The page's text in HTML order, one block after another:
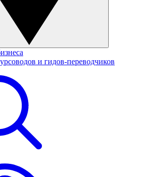
и гидов-переводчиков